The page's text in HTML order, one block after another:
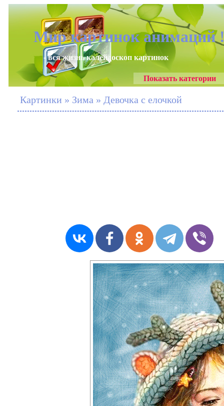
Мир картинок анимаций
- вся жизнь калейдоскоп картинок
Показать категории
Картинки » Зима » Девочка с елочкой